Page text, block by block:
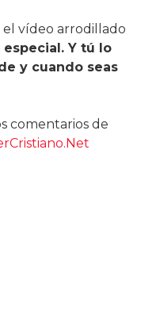
vídeo arrodillado
Y tú lo
y cuando seas
comentarios de